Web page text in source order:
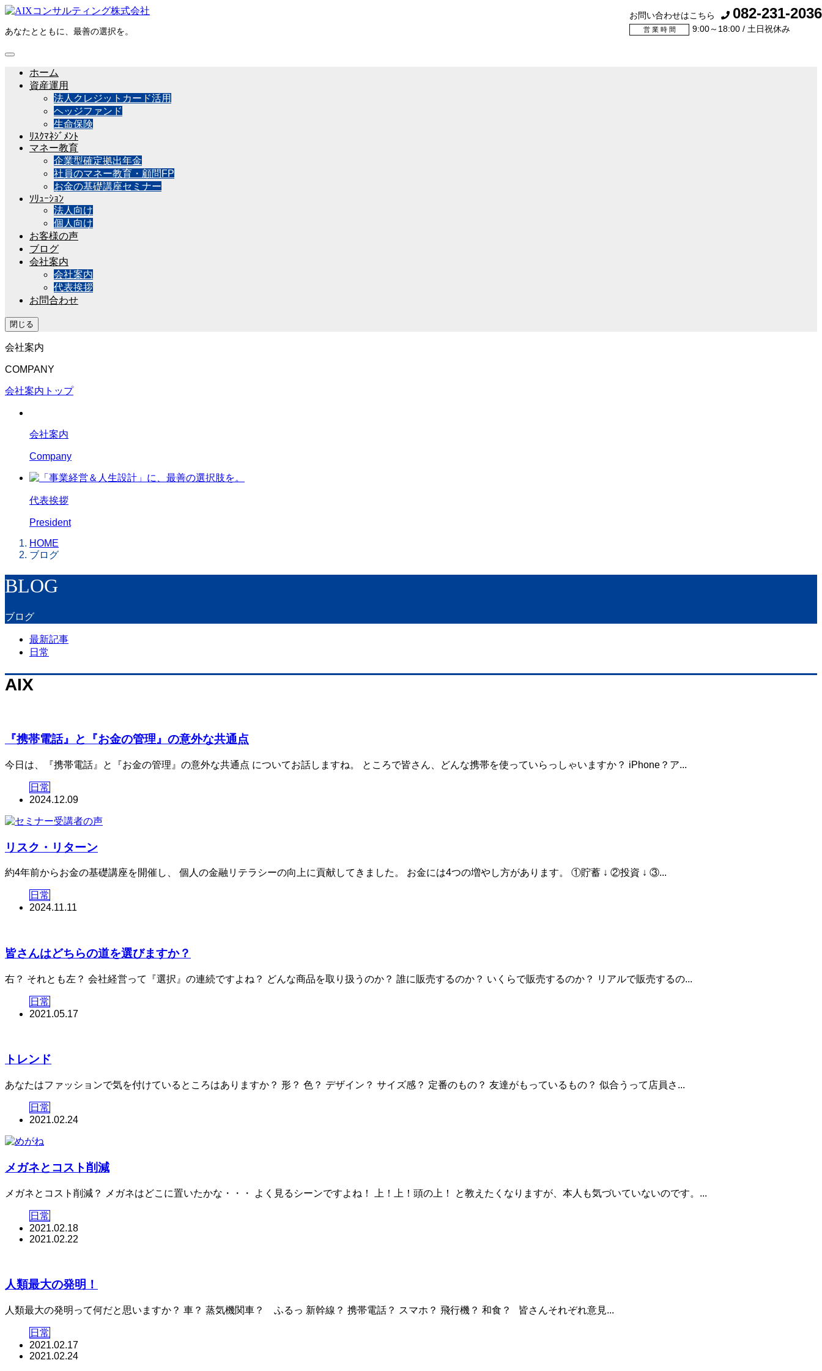
あなたとともに、最善の選択を。
お問い合わせはこちら 082-231-2036
営 業 時 間 9:00～18:00 / 土日祝休み
ホーム
資産運用
法人クレジットカード活用
ヘッジファンド
生命保険
ﾘｽｸﾏﾈｼﾞﾒﾝﾄ
マネー教育
企業型確定拠出年金
社員のマネー教育・顧問FP
お金の基礎講座セミナー
ｿﾘｭｰｼｮﾝ
法人向け
個人向け
お客様の声
ブログ
会社案内
会社案内
代表挨拶
お問合わせ
閉じる
会社案内
COMPANY
会社案内トップ
会社案内
Company
代表挨拶
President
HOME
ブログ
BLOG
ブログ
最新記事
日常
AIX
『携帯電話』と『お金の管理』の意外な共通点
今日は、『携帯電話』と『お金の管理』の意外な共通点 についてお話しますね。 ところで皆さん、どんな携帯を使っていらっしゃいますか？ iPhone？ア...
日常
2024.12.09
リスク・リターン
約4年前からお金の基礎講座を開催し、 個人の金融リテラシーの向上に貢献してきました。 お金には4つの増やし方があります。 ①貯蓄 ↓ ②投資 ↓ ③...
日常
2024.11.11
皆さんはどちらの道を選びますか？
右？ それとも左？ 会社経営って『選択』の連続ですよね？ どんな商品を取り扱うのか？ 誰に販売するのか？ いくらで販売するのか？ リアルで販売するの...
日常
2021.05.17
トレンド
あなたはファッションで気を付けているところはありますか？ 形？ 色？ デザイン？ サイズ感？ 定番のもの？ 友達がもっているもの？ 似合うって店員さ...
日常
2021.02.24
メガネとコスト削減
メガネとコスト削減？ メガネはどこに置いたかな・・・ よく見るシーンですよね！ 上！上！頭の上！ と教えたくなりますが、本人も気づいていないのです。...
日常
2021.02.18
2021.02.22
人類最大の発明！
人類最大の発明って何だと思いますか？ 車？ 蒸気機関車？ ふるっ 新幹線？ 携帯電話？ スマホ？ 飛行機？ 和食？ 皆さんそれぞれ意見...
日常
2021.02.17
2021.02.24